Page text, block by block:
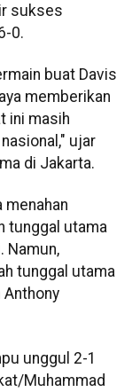
sukses
0.
buat Davis
memberikan
ini masih
ujar
di Jakarta.
menahan
tunggal utama
Namun,
tunggal utama
Anthony
unggul 2-1
Muhammad